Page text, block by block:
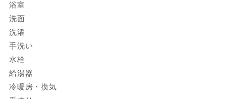
浴室
洗面
洗濯
手洗い
水栓
給湯器
冷暖房・換気